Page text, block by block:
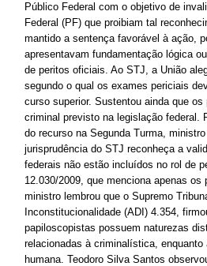
Público Federal com o objetivo de
Federal (PF) que proibiam tal
mantido a sentença favorável à ação,
apresentavam fundamentação lógica
de peritos oficiais. Ao STJ, a União
segundo o qual os exames periciais
curso superior. Sustentou ainda que
criminal previsto na legislação federal.
do recurso na Segunda Turma,
jurisprudência do STJ reconheça a
federais não estão incluídos no rol de
12.030/2009, que menciona apenas
ministro lembrou que o Supremo
Inconstitucionalidade (ADI) 4.354,
papiloscopistas possuem naturezas
relacionadas à criminalística,
humana. Teodoro Silva Santos